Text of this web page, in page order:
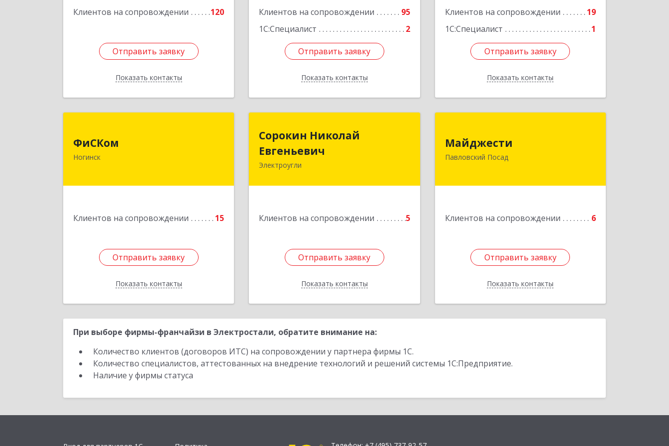
Клиентов на сопровождении 120
Отправить заявку
Показать контакты
Отправить заявку
Назад
Клиентов на сопровождении
95
1С:Специалист
2
Отправить заявку
Показать контакты
Отправить заявку
Назад
Клиентов на сопровождении
19
1С:Специалист
1
Отправить заявку
Показать контакты
Подробнее
Отправить заявку
Назад
ФиСКом
Ногинск
Клиентов на сопровождении 15
Отправить заявку
Показать контакты
Подробнее
Отправить заявку
Назад
Сорокин Николай
Евгеньевич
Электроугли
Клиентов на сопровождении 5
Отправить заявку
Показать контакты
Сорокин Николай
Евгеньевич
Отправить заявку
Назад
Майджести
Павловский Посад
Клиентов на сопровождении 6
Отправить заявку
Показать контакты
142502, Московская обл, Павлово-
Посадский р-н, Павловский Посад г,
Отправить заявку
Назад
При выборе фирмы-франчайзи в Электростали, обратите внимание на:
Количество клиентов (договоров ИТС) на сопровождении у партнера фирмы 1С.
Количество специалистов, аттестованных на внедрение технологий и решений системы 1С:Предприятие.
Наличие у фирмы статуса